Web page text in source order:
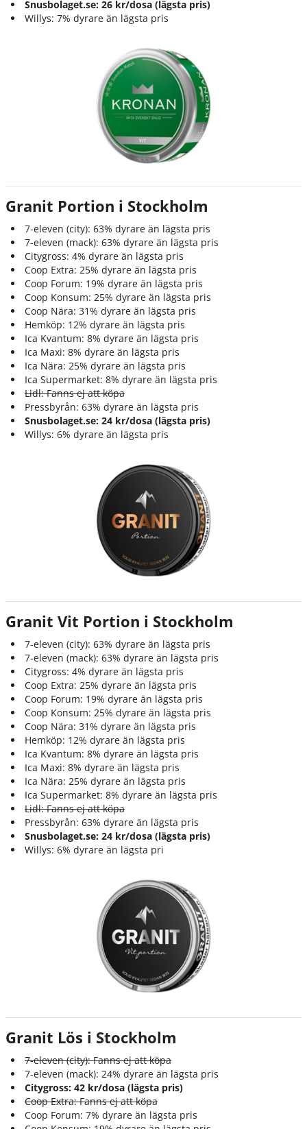
Snusbolaget.se: 26 kr/dosa (lägsta pris)
Willys: 7% dyrare än lägsta pris
Granit Portion i Stockholm
7-eleven (city): 63% dyrare än lägsta pris
7-eleven (mack): 63% dyrare än lägsta pris
Citygross: 4% dyrare än lägsta pris
Coop Extra: 25% dyrare än lägsta pris
Coop Forum: 19% dyrare än lägsta pris
Coop Konsum: 25% dyrare än lägsta pris
Coop Nära: 31% dyrare än lägsta pris
Hemköp: 12% dyrare än lägsta pris
Ica Kvantum: 8% dyrare än lägsta pris
Ica Maxi: 8% dyrare än lägsta pris
Ica Nära: 25% dyrare än lägsta pris
Ica Supermarket: 8% dyrare än lägsta pris
Lidl: Fanns ej att köpa
Pressbyrån: 63% dyrare än lägsta pris
Snusbolaget.se: 24 kr/dosa (lägsta pris)
Willys: 6% dyrare än lägsta pris
Granit Vit Portion i Stockholm
7-eleven (city): 63% dyrare än lägsta pris
7-eleven (mack): 63% dyrare än lägsta pris
Citygross: 4% dyrare än lägsta pris
Coop Extra: 25% dyrare än lägsta pris
Coop Forum: 19% dyrare än lägsta pris
Coop Konsum: 25% dyrare än lägsta pris
Coop Nära: 31% dyrare än lägsta pris
Hemköp: 12% dyrare än lägsta pris
Ica Kvantum: 8% dyrare än lägsta pris
Ica Maxi: 8% dyrare än lägsta pris
Ica Nära: 25% dyrare än lägsta pris
Ica Supermarket: 8% dyrare än lägsta pris
Lidl: Fanns ej att köpa
Pressbyrån: 63% dyrare än lägsta pris
Snusbolaget.se: 24 kr/dosa (lägsta pris)
Willys: 6% dyrare än lägsta pri
Granit Lös i Stockholm
7-eleven (city): Fanns ej att köpa
7-eleven (mack): 24% dyrare än lägsta pris
Citygross: 42 kr/dosa (lägsta pris)
Coop Extra: Fanns ej att köpa
Coop Forum: 7% dyrare än lägsta pris